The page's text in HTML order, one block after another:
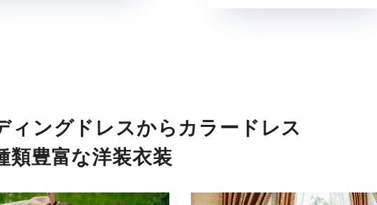
ィングドレスからカラードレス
類豊富な洋装衣装